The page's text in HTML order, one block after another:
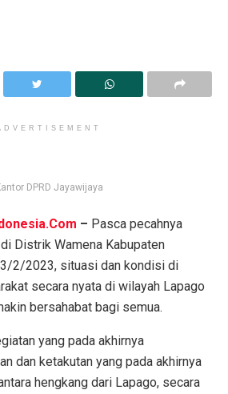
DPRD Jayawijaya
– Pasca pecahnya
Distrik Wamena Kabupaten
2/2023, situasi dan kondisi di
secara nyata di wilayah Lapago
bersahabat bagi semua.
yang pada akhirnya
dan ketakutan yang pada akhirnya
hengkang dari Lapago, secara